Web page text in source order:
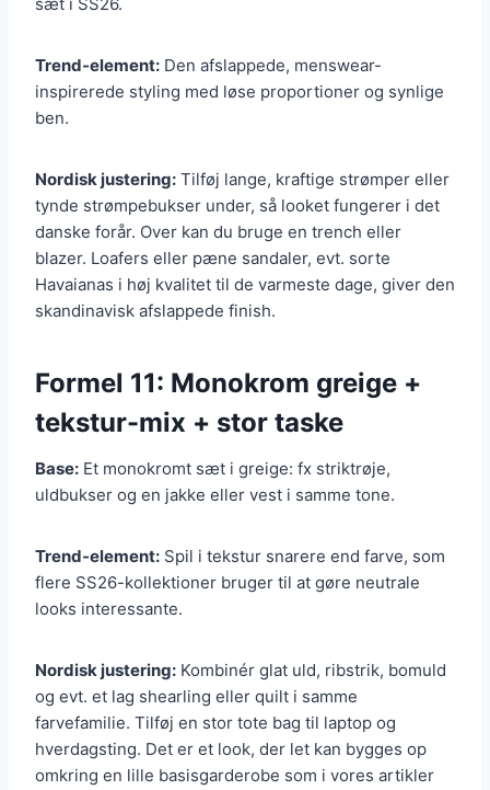
sæt i SS26.
Trend-element: Den afslappede, menswear-
inspirerede styling med løse proportioner og synlige
ben.
Nordisk justering: Tilføj lange, kraftige strømper eller
tynde strømpebukser under, så looket fungerer i det
danske forår. Over kan du bruge en trench eller
blazer. Loafers eller pæne sandaler, evt. sorte
Havaianas i høj kvalitet til de varmeste dage, giver den
skandinavisk afslappede finish.
Formel 11: Monokrom greige +
tekstur-mix + stor taske
Base: Et monokromt sæt i greige: fx striktrøje,
uldbukser og en jakke eller vest i samme tone.
Trend-element: Spil i tekstur snarere end farve, som
flere SS26-kollektioner bruger til at gøre neutrale
looks interessante.
Nordisk justering: Kombinér glat uld, ribstrik, bomuld
og evt. et lag shearling eller quilt i samme
farvefamilie. Tilføj en stor tote bag til laptop og
hverdagsting. Det er et look, der let kan bygges op
omkring en lille basisgarderobe som i vores artikler